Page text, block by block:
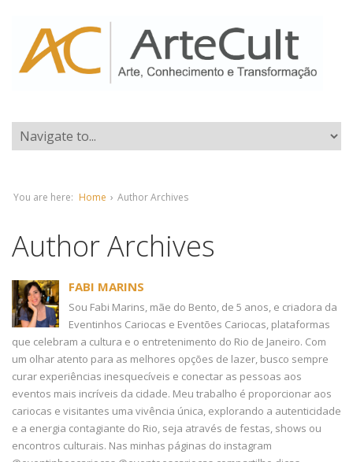
You are here: Home › Author Archives
Author Archives
FABI MARINS
Sou Fabi Marins, mãe do Bento, de 5 anos, e criadora da
Eventinhos Cariocas e Eventões Cariocas, plataformas
que celebram a cultura e o entretenimento do Rio de Janeiro. Com
um olhar atento para as melhores opções de lazer, busco sempre
curar experiências inesquecíveis e conectar as pessoas aos
eventos mais incríveis da cidade. Meu trabalho é proporcionar aos
cariocas e visitantes uma vivência única, explorando a autenticidade
e a energia contagiante do Rio, seja através de festas, shows ou
encontros culturais. Nas minhas páginas do instagram